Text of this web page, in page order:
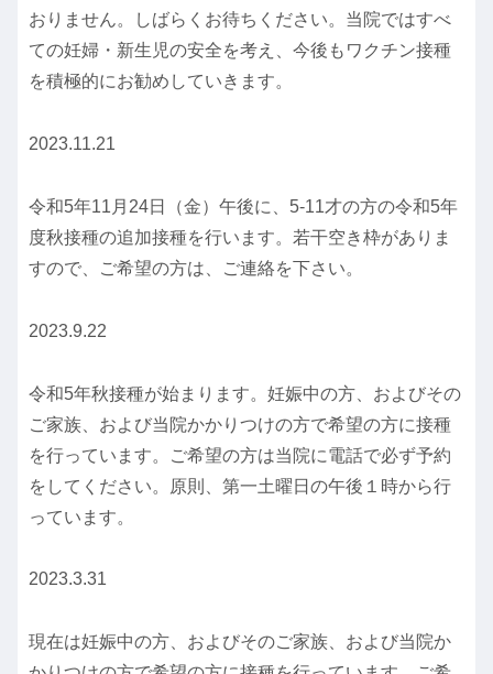
おりません。しばらくお待ちください。当院ではすべ
ての妊婦・新生児の安全を考え、今後もワクチン接種
を積極的にお勧めしていきます。
2023.11.21
令和5年11月24日（金）午後に、5‐11才の方の令和5年
度秋接種の追加接種を行います。若干空き枠がありま
すので、ご希望の方は、ご連絡を下さい。
2023.9.22
令和5年秋接種が始まります。妊娠中の方、およびその
ご家族、および当院かかりつけの方で希望の方に接種
を行っています。ご希望の方は当院に電話で必ず予約
をしてください。原則、第一土曜日の午後１時から行
っています。
2023.3.31
現在は妊娠中の方、およびそのご家族、および当院か